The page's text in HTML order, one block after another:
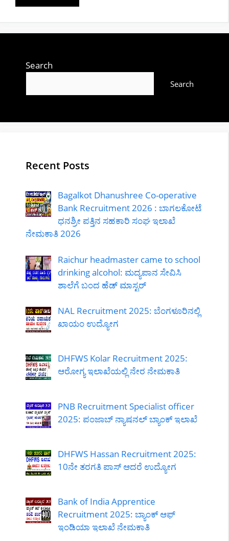
Search
Search
Recent Posts
Bagalkot Dhanushree Co-operative
Bank Recruitment 2026 : ಬಾಗಲಕೋಟೆ
ಧನಶ್ರೀ ಪತ್ತಿನ ಸಹಕಾರಿ ಸಂಘ ಇಲಾಖೆ
ನೇಮಕಾತಿ 2026
Raichur headmaster came to school
drinking alcohol: ಮದ್ಯಪಾನ ಸೇವಿಸಿ
ಶಾಲೆಗೆ ಬಂದ ಹೆಡ್ ಮಾಸ್ಟರ್
NAL Recruitment 2025: ಬೆಂಗಳೂರಿನಲ್ಲಿ
ಖಾಯಂ ಉದ್ಯೋಗ
DHFWS Kolar Recruitment 2025:
ಆರೋಗ್ಯ ಇಲಾಖೆಯಲ್ಲಿ ನೇರ ನೇಮಕಾತಿ
PNB Recruitment Specialist officer
2025: ಪಂಜಾಬ್ ನ್ಯಾಷನಲ್ ಬ್ಯಾಂಕ್ ಇಲಾಖೆ
DHFWS Hassan Recruitment 2025:
10ನೇ ತರಗತಿ ಪಾಸ್ ಆದರೆ ಉದ್ಯೋಗ
Bank of India Apprentice
Recruitment 2025: ಬ್ಯಾಂಕ್ ಆಫ್
ಇಂಡಿಯಾ ಇಲಾಖೆ ನೇಮಕಾತಿ